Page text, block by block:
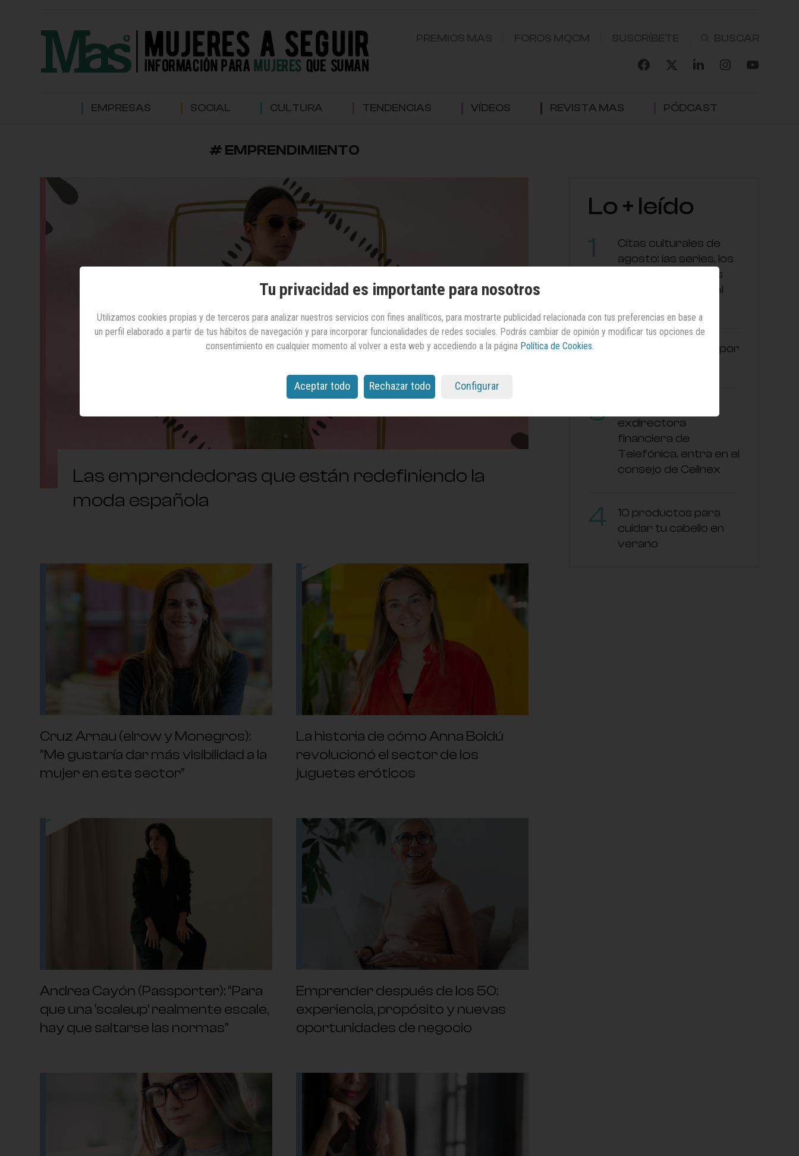
EMPRESAS SOCIAL CULTURA TENDENCIAS VÍDEOS REVISTA MAS PÓDCAST
# EMPRENDIMIENTO
Las emprendedoras que están redefiniendo la
moda española
Cruz Arnau (elrow y Monegros):
“Me gustaría dar más visibilidad a la
mujer en este sector”
La historia de cómo Anna Boldú
revolucionó el sector de los
juguetes eróticos
Andrea Cayón (Passporter): “Para
que una ‘scaleup’ realmente escale,
hay que saltarse las normas”
Emprender después de los 50:
experiencia, propósito y nuevas
oportunidades de negocio
Lo + leído
Citas culturales de
agosto: las series, los
libros y las películas
más esperadas del
Adela Martín ficha por
exdirectora
financiera de
Telefónica, entra en el
consejo de Cellnex
10 productos para
cuidar tu cabello en
verano
Tu privacidad es importante para nosotros
Utilizamos cookies propias y de terceros para analizar nuestros servicios con fines analíticos, para mostrarte publicidad relacionada con tus preferencias en base a
un perfil elaborado a partir de tus hábitos de navegación y para incorporar funcionalidades de redes sociales. Podrás cambiar de opinión y modificar tus opciones de
consentimiento en cualquier momento al volver a esta web y accediendo a la página Política de Cookies.
Aceptar todo Rechazar todo Configurar